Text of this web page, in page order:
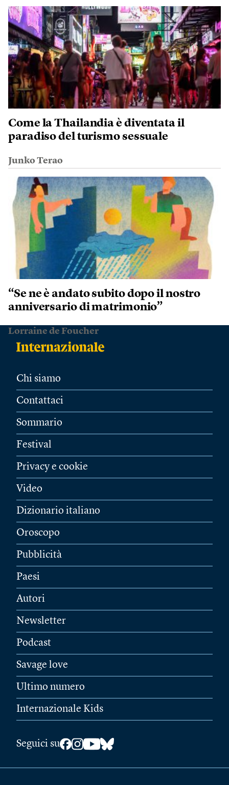
Come la Thailandia è diventata il
paradiso del turismo sessuale
Junko Terao
“Se ne è andato subito dopo il nostro
anniversario di matrimonio”
Lorraine de Foucher
Chi siamo
Contattaci
Sommario
Festival
Privacy e cookie
Video
Dizionario italiano
Oroscopo
Pubblicità
Paesi
Autori
Newsletter
Podcast
Savage love
Ultimo numero
Internazionale Kids
Seguici su